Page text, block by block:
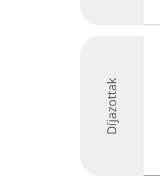
Díjazottak